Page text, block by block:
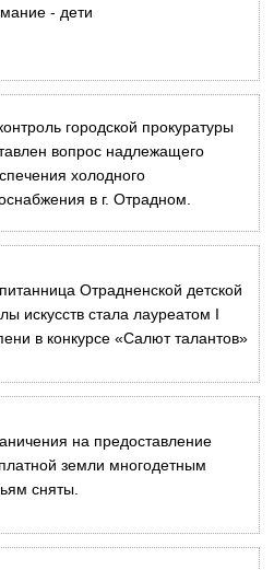
- дети
городской прокуратуры
вопрос надлежащего
холодного
в г. Отрадном.
Отрадненской детской
искусств стала лауреатом I
в конкурсе «Салют талантов»
на предоставление
земли многодетным
сняты.